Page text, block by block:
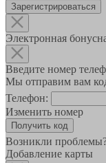
Зарегистрироваться
Электронная
Введите номер
Мы отправим вам
Телефон:
Изменить номер
Возникли
Добавление карты